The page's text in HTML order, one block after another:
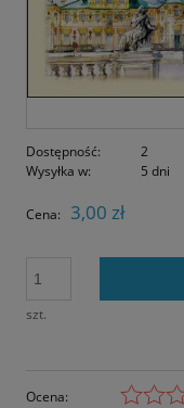
Dostępność:
2
Wysyłka w:
5 dni
Cena: 3,00 zł
szt.
Ocena: